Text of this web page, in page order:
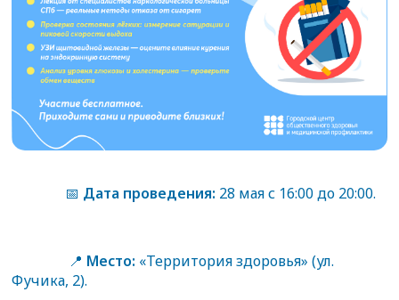
📅 Дата проведения: 28 мая с 16:00 до 20:00.
📍 Место: «Территория здоровья» (ул.
Фучика, 2).